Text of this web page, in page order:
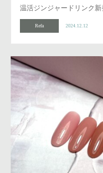
温活ジンジャードリンク新
Refa 2024.12.12